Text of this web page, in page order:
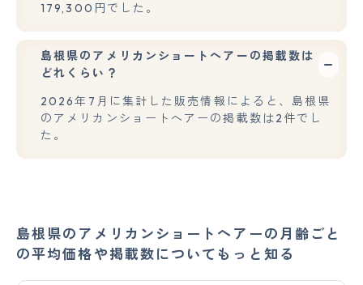
179,300円でした。
島根県のアメリカンショートヘアーの掲載数は
どれくらい？
2026年7月に集計した販売情報によると、島根県
のアメリカンショートヘアーの掲載数は2件でし
た。
島根県のアメリカンショートヘアーの月齢ごと
の平均価格や掲載数についてもっと知る